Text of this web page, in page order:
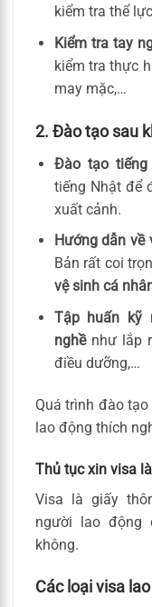
kiểm tra thể
Kiểm tra tay
kiểm tra thực
may mặc,…
2. Đào tạo sau
Đào tạo tiếng
tiếng Nhật để
xuất cảnh.
Hướng dẫn về
Bản rất coi
vệ sinh cá
Tập huấn kỹ
nghềnhư lắp
điều dưỡng,…
Quá trình đào
lao động thích
Thủ tục xin visa
Visa là giấy
người lao động
không.
Các loại visa